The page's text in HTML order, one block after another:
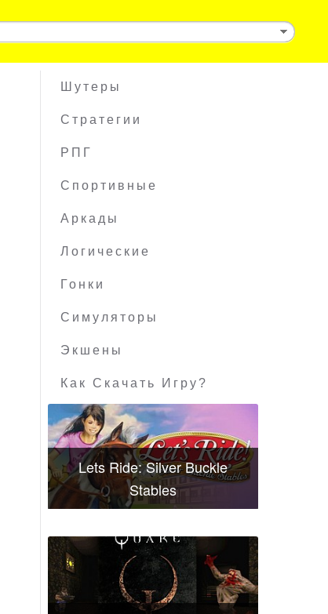
Шутеры
Стратегии
РПГ
Спортивные
Аркады
Логические
Гонки
Симуляторы
Экшены
Как Скачать Игру?
Lets Ride: Silver Buckle
Stables